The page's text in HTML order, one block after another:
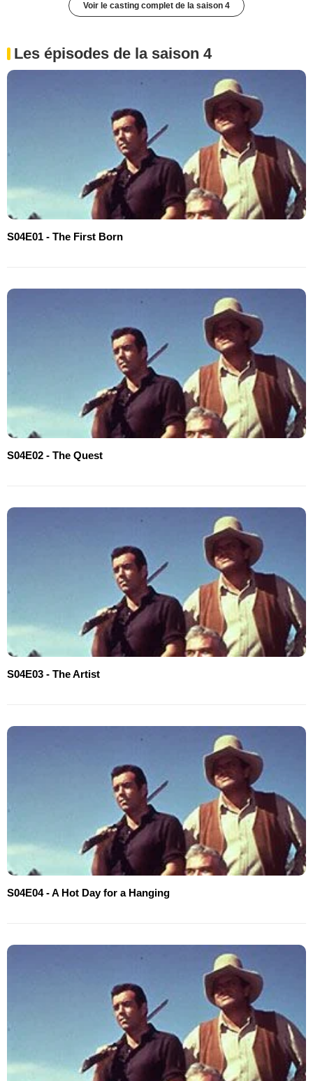
Voir le casting complet de la saison 4
Les épisodes de la saison 4
S04E01 - The First Born
S04E02 - The Quest
S04E03 - The Artist
S04E04 - A Hot Day for a Hanging